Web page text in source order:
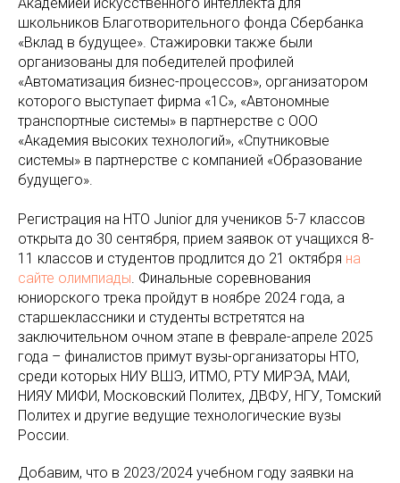
школьников Благотворительного фонда Сбербанка
«Вклад в будущее». Стажировки также были
организованы для победителей профилей
«Автоматизация бизнес-процессов», организатором
которого выступает фирма «1С», «Автономные
транспортные системы» в партнерстве с ООО
«Академия высоких технологий», «Спутниковые
системы» в партнерстве с компанией «Образование
будущего».
Регистрация на НТО Junior для учеников 5-7 классов
открыта до 30 сентября, прием заявок от учащихся 8-
11 классов и студентов продлится до 21 октября на
сайте олимпиады. Финальные соревнования
юниорского трека пройдут в ноябре 2024 года, а
старшеклассники и студенты встретятся на
заключительном очном этапе в феврале-апреле 2025
года – финалистов примут вузы-организаторы НТО,
среди которых НИУ ВШЭ, ИТМО, РТУ МИРЭА, МАИ,
НИЯУ МИФИ, Московский Политех, ДВФУ, НГУ, Томский
Политех и другие ведущие технологические вузы
России.
Добавим, что в 2023/2024 учебном году заявки на